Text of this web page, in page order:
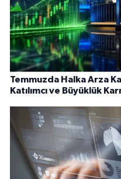
Temmuzda Halka Arza
Katılımcı ve Büyüklük